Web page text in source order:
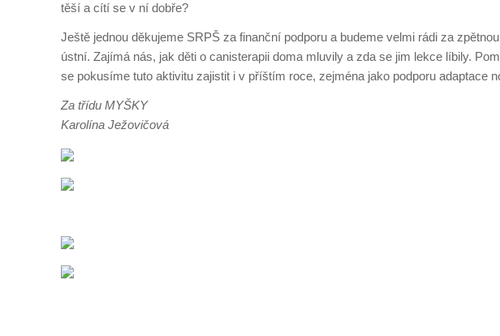
těší a cítí se v ní dobře?
Ještě jednou děkujeme SRPŠ za finanční podporu a budeme velmi rádi za
ústní. Zajímá nás, jak děti o canisterapii doma mluvily a zda se jim lekce líbily.
se pokusíme tuto aktivitu zajistit i v příštím roce, zejména jako podporu adaptace
Za třídu MYŠKY
Karolína Ježovičová